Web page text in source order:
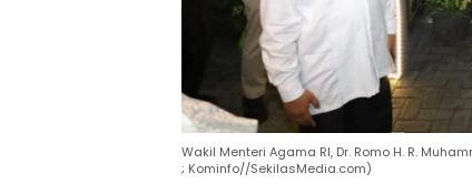
Wakil Menteri Agama RI, Dr. Romo H. R.
; Kominfo//SekilasMedia.com)